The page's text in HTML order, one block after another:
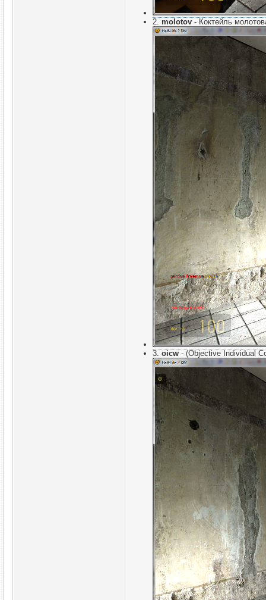
2. molotov - Коктейль
3. oicw - (Objective Individual